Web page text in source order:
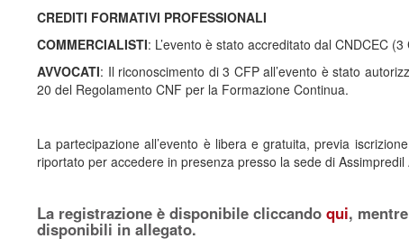
CREDITI FORMATIVI PROFESSIONALI
COMMERCIALISTI: L’evento è stato accreditato dal CNDCEC (3
AVVOCATI: Il riconoscimento di 3 CFP all’evento è stato
20 del Regolamento CNF per la Formazione Continua.
La partecipazione all’evento è libera e gratuita, previa
riportato per accedere in presenza presso la sede di
La registrazione è disponibile cliccando qui,
disponibili in allegato.